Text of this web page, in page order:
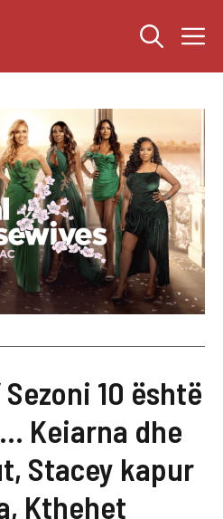
Sezoni 10 është
Keiarna dhe
Stacey kapur
Kthehet